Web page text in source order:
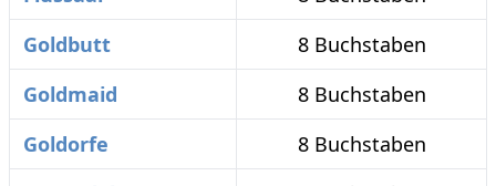
Goldbutt
8 Buchstaben
Goldmaid
8 Buchstaben
Goldorfe
8 Buchstaben